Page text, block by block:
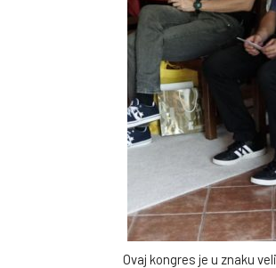
Ovaj kongres je u znaku